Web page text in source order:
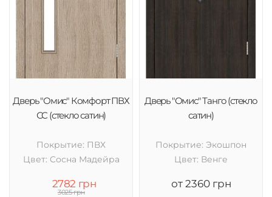
Дверь "Омис" Комфорт ПВХ
СС (стекло сатин)
Покрытие: ПВХ
Цвет: Cосна Мадейра
2782 грн
3025 грн
Дверь "Омис" Танго (стекло
сатин)
Покрытие: Экошпон
Цвет: Венге
от 2360 грн